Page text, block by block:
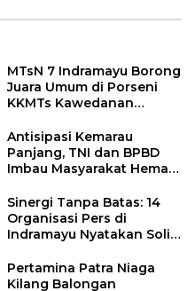
MTsN 7 Indramayu Borong
Juara Umum di Porseni
KKMTs Kawedanan
Antisipasi Kemarau
Panjang, TNI dan BPBD
Imbau Masyarakat Hemat
Kebakaran
Sinergi Tanpa Batas: 14
Organisasi Pers di
Indramayu Nyatakan Solid
Pertamina Patra Niaga
Kilang Balongan